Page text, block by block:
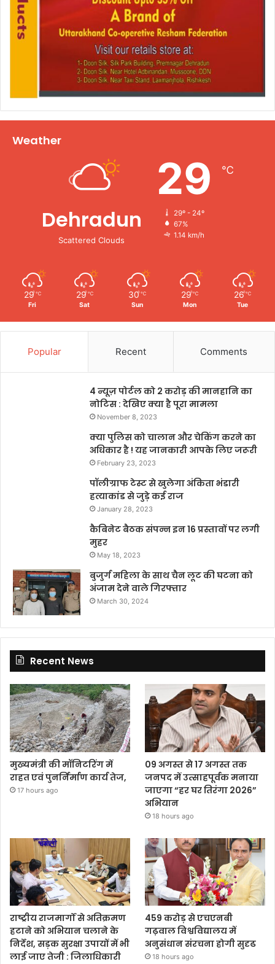
Weather
Dehradun
Scattered Clouds
29 ℃
29º - 24º
67%
1.14 km/h
29 ℃
Fri
29 ℃
Sat
30 ℃
Sun
29 ℃
Mon
26 ℃
Tue
Popular Recent Comments
4 न्यूज़ पोर्टल को 2 करोड़ की मानहानि का
नोटिस : देखिए क्या है पूरा मामला
November 8, 2023
क्या पुलिस को चालान और चेकिंग करने का
अधिकार है ! यह जानकारी आपके लिए जरूरी
February 23, 2023
पॉलीग्राफ टेस्ट से खुलेगा अंकिता भंडारी
हत्याकांड से जुड़े कई राज
January 28, 2023
कैबिनेट बैठक संपन्न इन 16 प्रस्तावों पर लगी
मुहर
May 18, 2023
बुजुर्ग महिला के साथ चैन लूट की घटना को
अंजाम देने वाले गिरफ्तार
March 30, 2024
Recent News
मुख्यमंत्री की मॉनिटरिंग में
राहत एवं पुनर्निर्माण कार्य तेज,
17 hours ago
09 अगस्त से 17 अगस्त तक
जनपद में उत्साहपूर्वक मनाया
जाएगा “हर घर तिरंगा 2026”
अभियान
18 hours ago
राष्ट्रीय राजमार्गों से अतिक्रमण
हटाने को अभियान चलाने के
निर्देश, सड़क सुरक्षा उपायों में भी
लाई जाए तेजी : जिलाधिकारी
459 करोड़ से एचएनबी
गढ़वाल विश्वविद्यालय में
अनुसंधान संरचना होगी सुदृढ
18 hours ago